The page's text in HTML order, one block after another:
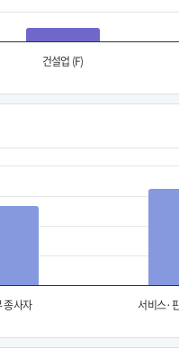
건설업 (F)
종사자 서비스·